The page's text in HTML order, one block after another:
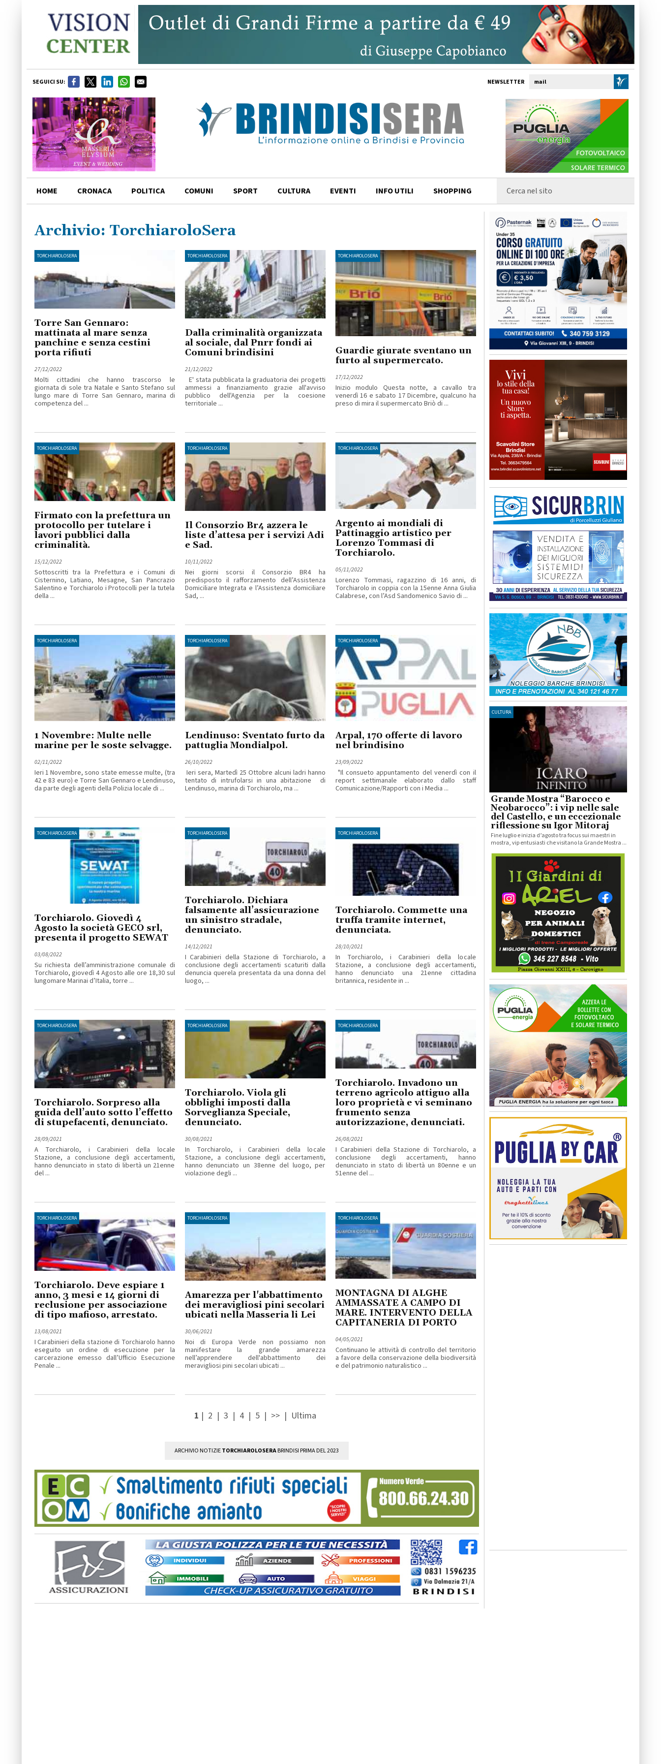
SEGUICI SU: NEWSLETTER
HOME CRONACA POLITICA COMUNI SPORT CULTURA EVENTI INFO UTILI SHOPPING
Archivio: TorchiaroloSera
TORCHIAROLOSERA
Torre San Gennaro:
mattinata al mare senza
panchine e senza cestini
porta rifiuti
27/12/2022
Molti cittadini che hanno trascorso le
giornata di sole tra Natale e Santo Stefano sul
lungo mare di Torre San Gennaro, marina di
competenza del ...
TORCHIAROLOSERA
Dalla criminalità organizzata
al sociale, dal Pnrr fondi ai
Comuni brindisini
21/12/2022
E' stata pubblicata la graduatoria dei progetti
ammessi a finanziamento grazie all'avviso
pubblico dell'Agenzia per la coesione
territoriale ...
TORCHIAROLOSERA
Guardie giurate sventano un
furto al supermercato.
17/12/2022
Inizio modulo Questa notte, a cavallo tra
venerdì 16 e sabato 17 Dicembre, qualcuno ha
preso di mira il supermercato Briò di ...
TORCHIAROLOSERA
Firmato con la prefettura un
protocollo per tutelare i
lavori pubblici dalla
criminalità.
15/12/2022
Sottoscritti tra la Prefettura e i Comuni di
Cisternino, Latiano, Mesagne, San Pancrazio
Salentino e Torchiarolo i Protocolli per la tutela
della ...
TORCHIAROLOSERA
Il Consorzio Br4 azzera le
liste d’attesa per i servizi Adi
e Sad.
10/11/2022
Nei giorni scorsi il Consorzio BR4 ha
predisposto il rafforzamento dell’Assistenza
Domiciliare Integrata e l’Assistenza domiciliare
Sad, ...
TORCHIAROLOSERA
Argento ai mondiali di
Pattinaggio artistico per
Lorenzo Tommasi di
Torchiarolo.
05/11/2022
Lorenzo Tommasi, ragazzino di 16 anni, di
Torchiarolo in coppia con la 15enne Anna Giulia
Calabrese, con l’Asd Sandomenico Savio di ...
TORCHIAROLOSERA
1 Novembre: Multe nelle
marine per le soste selvagge.
02/11/2022
Ieri 1 Novembre, sono state emesse multe, (tra
42 e 83 euro) e Torre San Gennaro e Lendinuso,
da parte degli agenti della Polizia locale di ...
TORCHIAROLOSERA
Lendinuso: Sventato furto da
pattuglia Mondialpol.
26/10/2022
Ieri sera, Martedì 25 Ottobre alcuni ladri hanno
tentato di intrufolarsi in una abitazione di
Lendinuso, marina di Torchiarolo, ma ...
TORCHIAROLOSERA
Arpal, 170 offerte di lavoro
nel brindisino
23/09/2022
"Il consueto appuntamento del venerdì con il
report settimanale elaborato dallo staff
Comunicazione/Rapporti con i Media ...
TORCHIAROLOSERA
Torchiarolo. Giovedì 4
Agosto la società GECO srl,
presenta il progetto SEWAT
03/08/2022
Su richiesta dell’amministrazione comunale di
Torchiarolo, giovedì 4 Agosto alle ore 18,30 sul
lungomare Marinai d’Italia, torre ...
TORCHIAROLOSERA
Torchiarolo. Dichiara
falsamente all’assicurazione
un sinistro stradale,
denunciato.
14/12/2021
I Carabinieri della Stazione di Torchiarolo, a
conclusione degli accertamenti scaturiti dalla
denuncia querela presentata da una donna del
luogo, ...
TORCHIAROLOSERA
Torchiarolo. Commette una
truffa tramite internet,
denunciata.
28/10/2021
In Torchiarolo, i Carabinieri della locale
Stazione, a conclusione degli accertamenti,
hanno denunciato una 21enne cittadina
britannica, residente in ...
TORCHIAROLOSERA
Torchiarolo. Sorpreso alla
guida dell’auto sotto l’effetto
di stupefacenti, denunciato.
28/09/2021
A Torchiarolo, i Carabinieri della locale
Stazione, a conclusione degli accertamenti,
hanno denunciato in stato di libertà un 21enne
del ...
TORCHIAROLOSERA
Torchiarolo. Viola gli
obblighi imposti dalla
Sorveglianza Speciale,
denunciato.
30/08/2021
In Torchiarolo, i Carabinieri della locale
Stazione, a conclusione degli accertamenti,
hanno denunciato un 38enne del luogo, per
violazione degli ...
TORCHIAROLOSERA
Torchiarolo. Invadono un
terreno agricolo attiguo alla
loro proprietà e vi seminano
frumento senza
autorizzazione, denunciati.
26/08/2021
I Carabinieri della Stazione di Torchiarolo, a
conclusione degli accertamenti, hanno
denunciato in stato di libertà un 80enne e un
51enne del ...
TORCHIAROLOSERA
Torchiarolo. Deve espiare 1
anno, 3 mesi e 14 giorni di
reclusione per associazione
di tipo mafioso, arrestato.
13/08/2021
I Carabinieri della stazione di Torchiarolo hanno
eseguito un ordine di esecuzione per la
carcerazione emesso dall’Ufficio Esecuzione
Penale ...
TORCHIAROLOSERA
Amarezza per l'abbattimento
dei meravigliosi pini secolari
ubicati nella Masseria li Lei
30/06/2021
Noi di Europa Verde non possiamo non
manifestare la grande amarezza
nell’apprendere dell'abbattimento dei
meravigliosi pini secolari ubicati ...
TORCHIAROLOSERA
MONTAGNA DI ALGHE
AMMASSATE A CAMPO DI
MARE. INTERVENTO DELLA
CAPITANERIA DI PORTO
04/05/2021
Continuano le attività di controllo del territorio
a favore della conservazione della biodiversità
e del patrimonio naturalistico ...
1 | 2 | 3 | 4 | 5 | >> | Ultima
ARCHIVIO NOTIZIETORCHIAROLOSERABRINDISI PRIMA DEL 2023
CULTURA
Grande Mostra “Barocco e
Neobarocco”: i vip nelle sale
del Castello, e un eccezionale
riflessione su Igor Mitoraj
Fine luglio e inizia d’agosto tra focus sui maestri in
mostra, vip entusiasti che visitano la Grande Mostra ...